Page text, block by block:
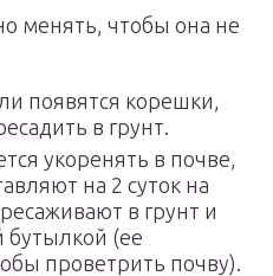
менять, чтобы она не
появятся корешки,
в грунт.
укоренять в почве,
на 2 суток на
в грунт и
бутылкой (ее
проветрить почву).